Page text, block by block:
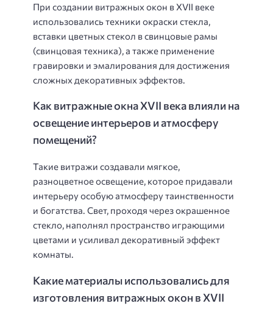
При создании витражных окон в XVII веке
использовались техники окраски стекла,
вставки цветных стекол в свинцовые рамы
(свинцовая техника), а также применение
гравировки и эмалирования для достижения
сложных декоративных эффектов.
Как витражные окна XVII века влияли на
освещение интерьеров и атмосферу
помещений?
Такие витражи создавали мягкое,
разноцветное освещение, которое придавали
интерьеру особую атмосферу таинственности
и богатства. Свет, проходя через окрашенное
стекло, наполнял пространство играющими
цветами и усиливал декоративный эффект
комнаты.
Какие материалы использовались для
изготовления витражных окон в XVII